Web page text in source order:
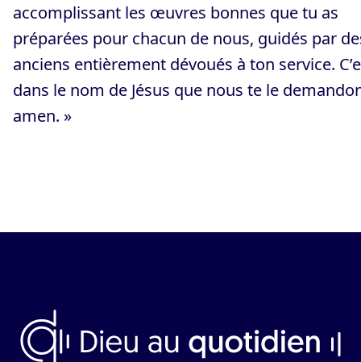
accomplissant les œuvres bonnes que tu as
préparées pour chacun de nous, guidés par
anciens entièrement dévoués à ton service.
dans le nom de Jésus que nous te le
amen. »